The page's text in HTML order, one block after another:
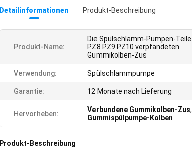
Detailinformationen Produkt-Beschreibung
Produkt-Name:
Die Spülschlamm-Pumpen-Teile
PZ8 PZ9 PZ10 verpfändeten
Gummikolben-Zus
Verwendung: Spülschlammpumpe
Garantie: 12 Monate nach Lieferung
Hervorheben: Verbundene Gummikolben-Zus,
Gummispülpumpe-Kolben
Produkt-Beschreibung